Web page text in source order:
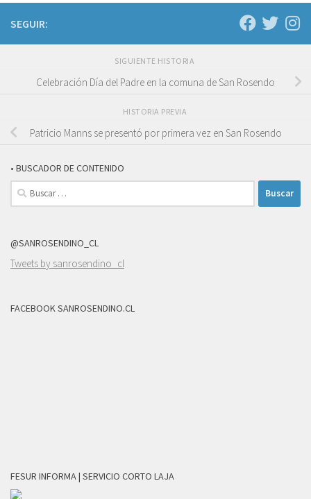
SEGUIR:
SIGUIENTE HISTORIA
Celebración Día del Padre en la comuna de San Rosendo
HISTORIA PREVIA
Patricio Manns se presentó por primera vez en San Rosendo
• BUSCADOR DE CONTENIDO
Buscar:
@SANROSENDINO_CL
Tweets by sanrosendino_cl
FACEBOOK SANROSENDINO.CL
FESUR INFORMA | SERVICIO CORTO LAJA